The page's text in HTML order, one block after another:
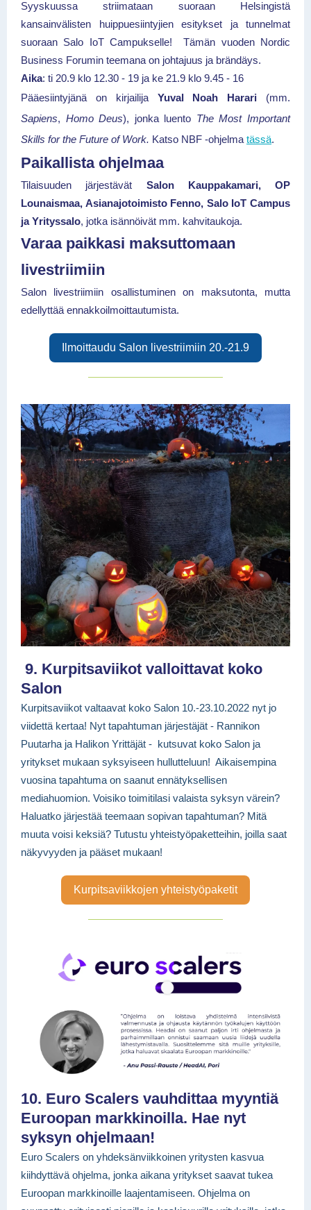
Syyskuussa striimataan suoraan Helsingistä
kansainvälisten huippuesiintyjien esitykset ja tunnelmat
suoraan Salo IoT Campukselle! Tämän vuoden Nordic
Business Forumin teemana on johtajuus ja brändäys.
Aika: ti 20.9 klo 12.30 - 19 ja ke 21.9 klo 9.45 - 16
Pääesiintyjänä on kirjailija Yuval Noah Harari (mm.
Sapiens, Homo Deus), jonka luento The Most Important
Skills for the Future of Work. Katso NBF -ohjelma tässä.
Paikallista ohjelmaa
Tilaisuuden järjestävät Salon Kauppakamari, OP
Lounaismaa, Asianajotoimisto Fenno, Salo IoT Campus
ja Yrityssalo, jotka isännöivät mm. kahvitaukoja.
Varaa paikkasi maksuttomaan
livestriimiin
Salon livestriimiin osallistuminen on maksutonta, mutta
edellyttää ennakkoilmoittautumista.
Ilmoittaudu Salon livestriimiin 20.-21.9
9. Kurpitsaviikot valloittavat koko
Salon
Kurpitsaviikot valtaavat koko Salon 10.-23.10.2022 nyt jo
viidettä kertaa! Nyt tapahtuman järjestäjät - Rannikon
Puutarha ja Halikon Yrittäjät - kutsuvat koko Salon ja
yritykset mukaan syksyiseen hullutteluun! Aikaisempina
vuosina tapahtuma on saanut ennätyksellisen
mediahuomion. Voisiko toimitilasi valaista syksyn värein?
Haluatko järjestää teemaan sopivan tapahtuman? Mitä
muuta voisi keksiä? Tutustu yhteistyöpaketteihin, joilla saat
näkyvyyden ja pääset mukaan!
Kurpitsaviikkojen yhteistyöpaketit
10. Euro Scalers vauhdittaa myyntiä
Euroopan markkinoilla. Hae nyt
syksyn ohjelmaan!
Euro Scalers on yhdeksänviikkoinen yritysten kasvua
kiihdyttävä ohjelma, jonka aikana yritykset saavat tukea
Euroopan markkinoille laajentamiseen. Ohjelma on